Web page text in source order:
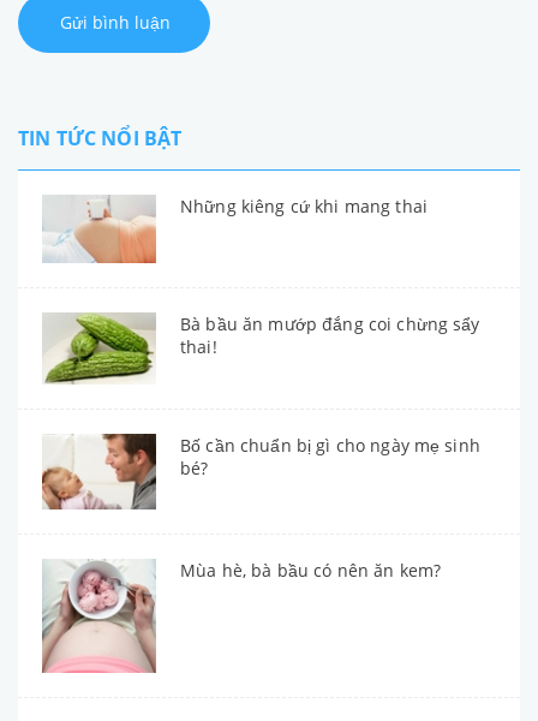
Gửi bình luận
TIN TỨC NỔI BẬT
Những kiêng cứ khi mang thai
Bà bầu ăn mướp đắng coi chừng sẩy
thai!
Bố cần chuẩn bị gì cho ngày mẹ sinh
bé?
Mùa hè, bà bầu có nên ăn kem?